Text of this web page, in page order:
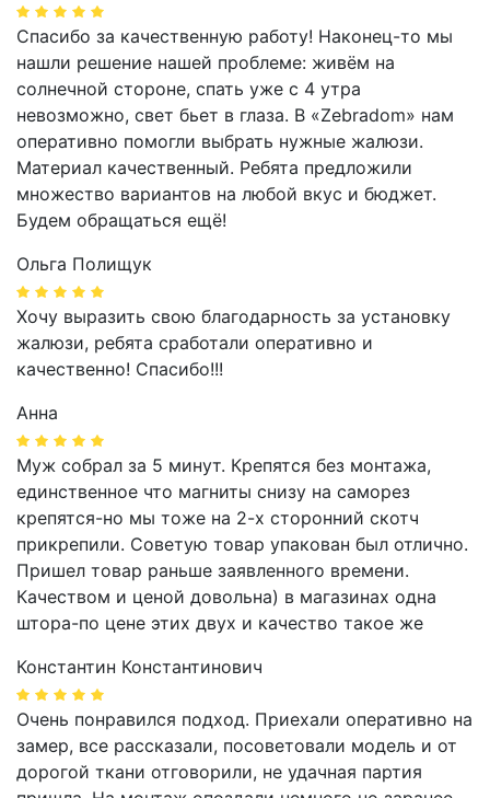
Спасибо за качественную работу! Наконец-то мы
нашли решение нашей проблеме: живём на
солнечной стороне, спать уже с 4 утра
невозможно, свет бьет в глаза. В «Zebradom» нам
оперативно помогли выбрать нужные жалюзи.
Материал качественный. Ребята предложили
множество вариантов на любой вкус и бюджет.
Будем обращаться ещё!
Ольга Полищук
Хочу выразить свою благодарность за установку
жалюзи, ребята сработали оперативно и
качественно! Спасибо!!!
Анна
Муж собрал за 5 минут. Крепятся без монтажа,
единственное что магниты снизу на саморез
крепятся-но мы тоже на 2-х сторонний скотч
прикрепили. Советую товар упакован был отлично.
Пришел товар раньше заявленного времени.
Качеством и ценой довольна) в магазинах одна
штора-по цене этих двух и качество такое же
Константин Константинович
Очень понравился подход. Приехали оперативно на
замер, все рассказали, посоветовали модель и от
дорогой ткани отговорили, не удачная партия